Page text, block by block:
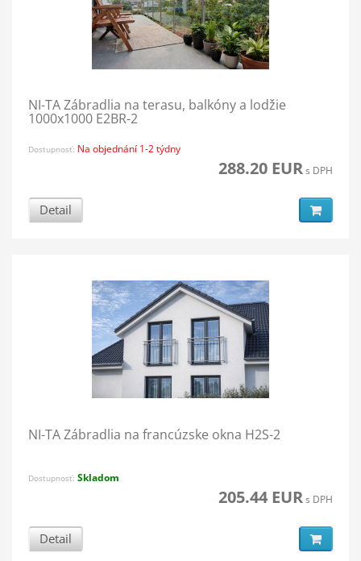
NI-TA Zábradlia na terasu, balkóny a lodžie
1000x1000 E2BR-2
Dostupnosť: Na objednání 1-2 týdny
288.20 EURs DPH
Detail
NI-TA Zábradlia na francúzske okna H2S-2
Dostupnosť: Skladom
205.44 EURs DPH
Detail